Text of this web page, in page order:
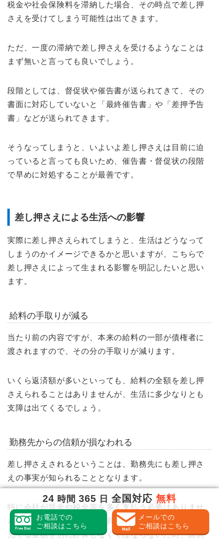
税金や社会保険料を滞納した場合、その時点で差し押
さえを受けてしまう可能性は出てきます。
ただ、一度の滞納で差し押さえを受けるようなことは
まず無いと言っても良いでしょう。
段階としては、督促状や催告書が送られてきて、その
書面に対応していないと「最終催告書」や「差押予告
書」などが送られてきます。
そうなってしまうと、いよいよ差し押さえは目前に迫
っていると言っても良いため、催告書・督促状の段階
で早めに対処することが最善です。
差し押さえによる生活への影響
実際に差し押さえられてしまうと、生活はどうなって
しまうのかイメージできるかと思いますが、こちらで
差し押さえによって生まれる影響を明記したいと思い
ます。
給料の手取りが減る
当たり前の内容ですが、本来の給料の一部が債権者に
渡されますので、その分の手取りが減ります。
いくら返済額が多いといっても、給料の全額を差し押
さえられることはありませんが、生活に多少なりとも
支障は出てくるでしょう。
勤務先からの信頼が損なわれる
差し押さえされるということは、勤務先にも差し押さ
えの事実が知られることとなります。
特に会社が賃金や税金等を多く支払う必要はありませ
んが、対応する経理は従業員に支払う給料と、返済に
充てる金額を別に計算しなくてはならないため、面倒
24 時間 365 日 全国対応 無料
お電話での
ご相談はこちら
メールでの
ご相談はこちら